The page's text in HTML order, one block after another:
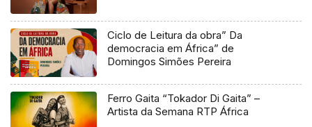
Ciclo de Leitura da obra” Da
democracia em África” de
Domingos Simões Pereira
Ferro Gaita “Tokador Di Gaita” –
Artista da Semana RTP África